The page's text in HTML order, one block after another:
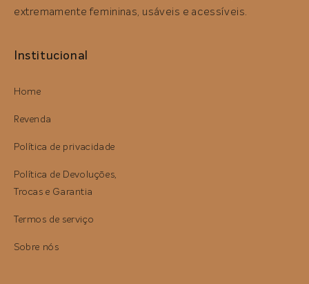
extremamente femininas, usáveis ​​e acessíveis.
Institucional
Home
Revenda
Política de privacidade
Política de Devoluções,
Trocas e Garantia
Termos de serviço
Sobre nós